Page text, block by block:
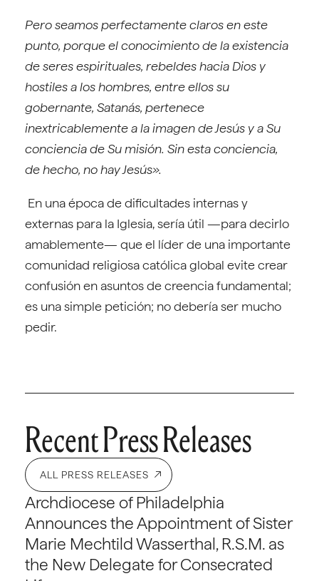
Pero seamos perfectamente claros en este
punto, porque el conocimiento de la existencia
de seres espirituales, rebeldes hacia Dios y
hostiles a los hombres, entre ellos su
gobernante, Satanás, pertenece
inextricablemente a la imagen de Jesús y a Su
conciencia de Su misión. Sin esta conciencia,
de hecho, no hay Jesús».
En una época de dificultades internas y
externas para la Iglesia, sería útil —para decirlo
amablemente— que el líder de una importante
comunidad religiosa católica global evite crear
confusión en asuntos de creencia fundamental;
es una simple petición; no debería ser mucho
pedir.
Recent Press Releases
ALL PRESS RELEASES
Archdiocese of Philadelphia
Announces the Appointment of Sister
Marie Mechtild Wasserthal, R.S.M. as
the New Delegate for Consecrated